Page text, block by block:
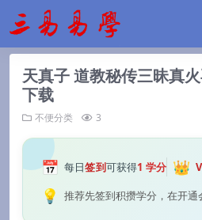
天真子 道教秘传三昧真
下载
不便分类 3
📅 每日签到可获得1 学分 👑
💡 推荐先签到积攒学分，在开通